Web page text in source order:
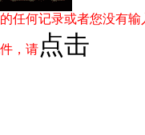
任何记录或者您没有
，请 点击